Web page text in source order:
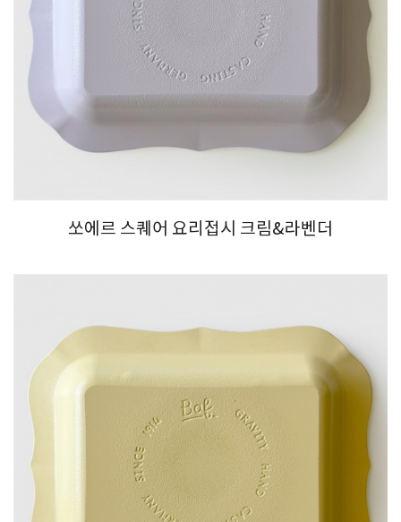
쏘에르 스퀘어 요리접시 크림&라벤더